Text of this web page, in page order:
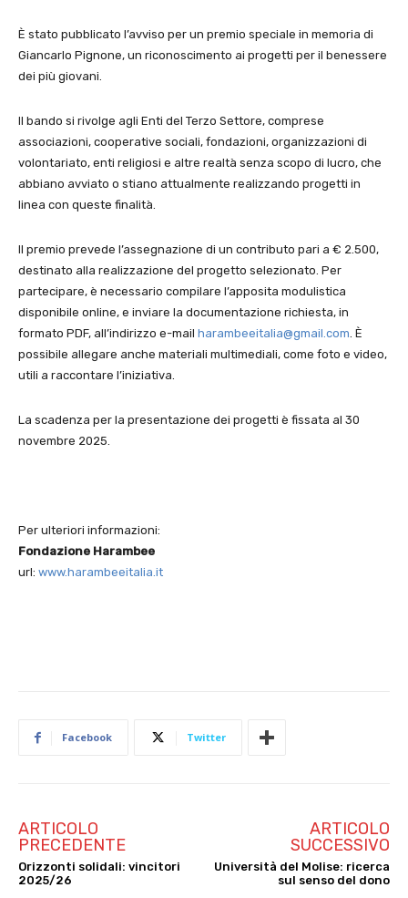
È stato pubblicato l’avviso per un premio speciale in memoria di
Giancarlo Pignone, un riconoscimento ai progetti per il benessere
dei più giovani.
Il bando si rivolge agli Enti del Terzo Settore, comprese
associazioni, cooperative sociali, fondazioni, organizzazioni di
volontariato, enti religiosi e altre realtà senza scopo di lucro, che
abbiano avviato o stiano attualmente realizzando progetti in
linea con queste finalità.
Il premio prevede l’assegnazione di un contributo pari a € 2.500,
destinato alla realizzazione del progetto selezionato. Per
partecipare, è necessario compilare l’apposita modulistica
disponibile online, e inviare la documentazione richiesta, in
formato PDF, all’indirizzo e-mail harambeeitalia@gmail.com. È
possibile allegare anche materiali multimediali, come foto e video,
utili a raccontare l’iniziativa.
La scadenza per la presentazione dei progetti è fissata al 30
novembre 2025.
Per ulteriori informazioni:
Fondazione Harambee
url: www.harambeeitalia.it
Facebook Twitter
ARTICOLO
PRECEDENTE
Orizzonti solidali: vincitori
2025/26
ARTICOLO
SUCCESSIVO
Università del Molise: ricerca
sul senso del dono